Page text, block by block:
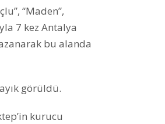
“Maden”,
7 kez Antalya
bu alanda
görüldü.
kurucu